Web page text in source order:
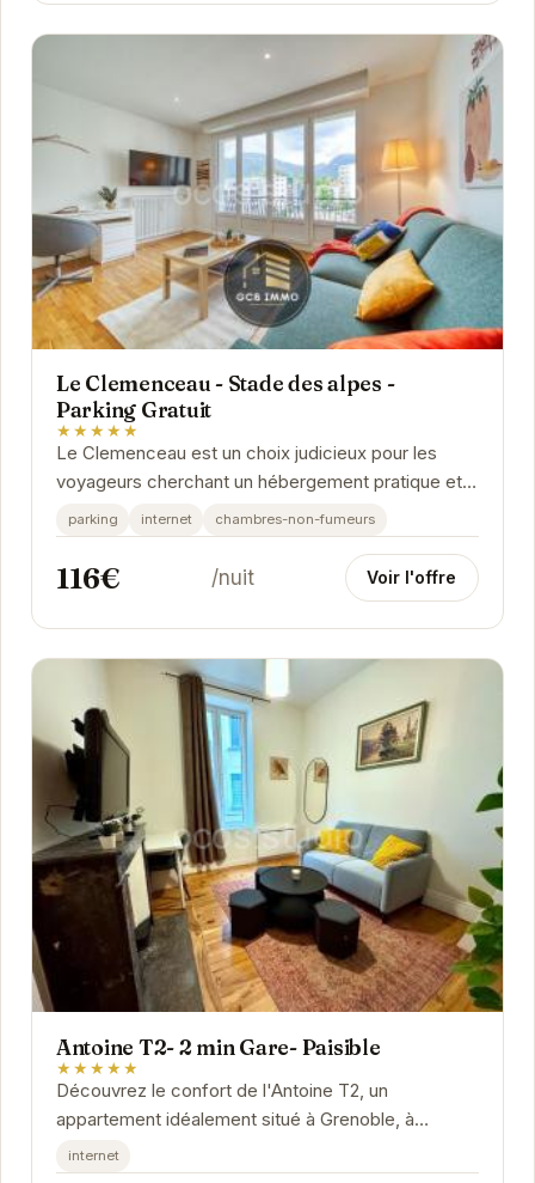
Le Clemenceau - Stade des alpes -
Parking Gratuit
★★★★★
Le Clemenceau est un choix judicieux pour les
voyageurs cherchant un hébergement pratique et
confortable à Grenoble. Sa proximité avec le
Stade...
parking internet chambres-non-fumeurs
116€ /nuit Voir l'offre
Antoine T2- 2 min Gare- Paisible
★★★★★
Découvrez le confort de l'Antoine T2, un
appartement idéalement situé à Grenoble, à
proximité de la gare. Cet appartement offre un
espace...
internet